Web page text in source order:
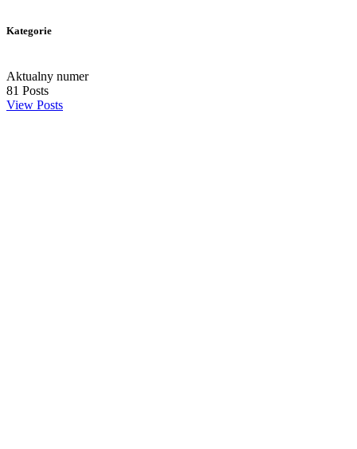
Kategorie
Aktualny numer
81 Posts
View Posts